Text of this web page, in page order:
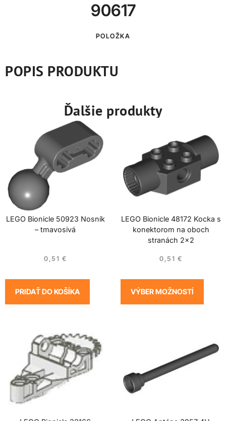
90617
POLOŽKA
POPIS PRODUKTU
Ďalšie produkty
LEGO Bionicle 50923 Nosník
– tmavosivá
0,51 €
PRIDAŤ DO KOŠÍKA
LEGO Bionicle 48172 Kocka s
konektorom na oboch
stranách 2×2
0,51 €
VÝBER MOŽNOSTÍ